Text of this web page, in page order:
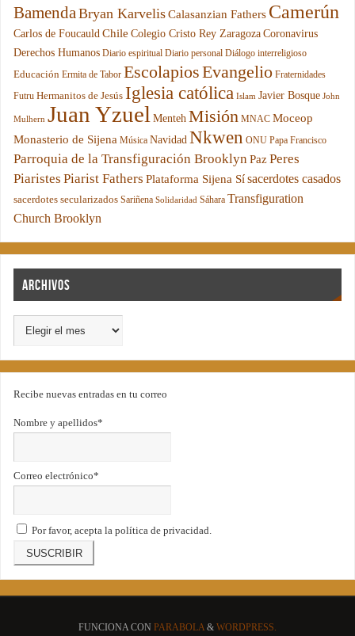
BamendaBryan KarvelisCalasanzian Fathers Camerún
Carlos de Foucauld Chile Colegio Cristo Rey Zaragoza Coronavirus
Derechos Humanos Diario espiritual Diario personal Diálogo interreligioso
Educación Ermita de Tabor EscolapiosEvangelio Fraternidades
Futru Hermanitos de Jesús Iglesia católica Islam Javier Bosque John
Mulhern Juan Yzuel Menteh Misión MNAC Moceop
Monasterio de Sijena Música Navidad Nkwen ONU Papa Francisco
Parroquia de la Transfiguración Brooklyn Paz Peres
Piaristes Piarist Fathers Plataforma Sijena Sí sacerdotes casados
sacerdotes secularizados Sariñena Solidaridad Sáhara Transfiguration
Church Brooklyn
Archivos
Recibe nuevas entradas en tu correo
Nombre y apellidos*
Correo electrónico*
Por favor, acepta la política de privacidad.
FUNCIONA CON PARABOLA & WORDPRESS.